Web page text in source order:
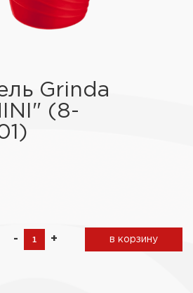
Grinda
(8-
- + в корзину